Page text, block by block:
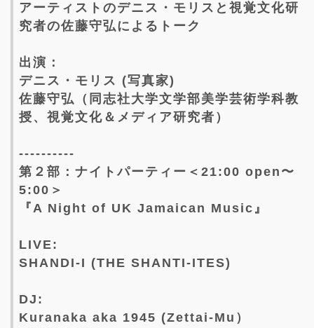
アーティストのデニス・モリスと視覚文化研
究者の佐藤守弘によるトーク
出演：
デニス・モリス (写真家)
佐藤守弘（同志社大学文学部美学芸術学科教
授、視覚文化＆メディア研究者）
----------
第２部：ナイトパーティー＜21:00 open〜
5:00＞
『A Night of UK Jamaican Music』
LIVE:
SHANDI-I (THE SHANTI-ITES)
DJ:
Kuranaka aka 1945 (Zettai-Mu）